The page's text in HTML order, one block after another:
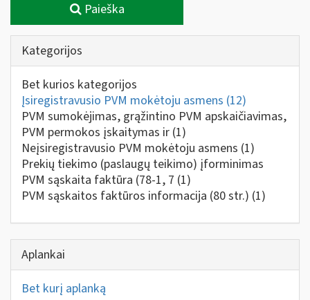
Paieška
Kategorijos
Bet kurios kategorijos
Įsiregistravusio PVM mokėtoju asmens (12)
PVM sumokėjimas, grąžintino PVM apskaičiavimas,
PVM permokos įskaitymas ir (1)
Neįsiregistravusio PVM mokėtoju asmens (1)
Prekių tiekimo (paslaugų teikimo) įforminimas
PVM sąskaita faktūra (78-1, 7 (1)
PVM sąskaitos faktūros informacija (80 str.) (1)
Aplankai
Bet kurį aplanką